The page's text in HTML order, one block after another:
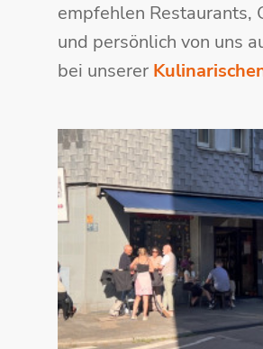
empfehlen
und persönlich von uns
bei unserer